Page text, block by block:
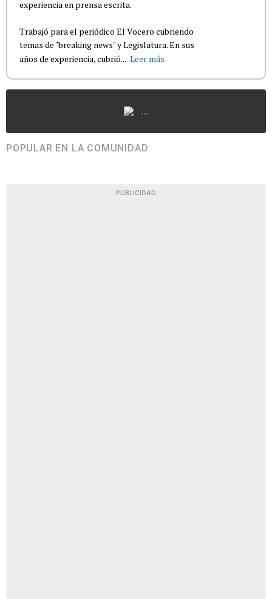
experiencia en prensa escrita.
Trabajó para el periódico El Vocero cubriendo
temas de "breaking news" y Legislatura. En sus
años de experiencia, cubrió... Leer más
...
POPULAR EN LA COMUNIDAD
PUBLICIDAD